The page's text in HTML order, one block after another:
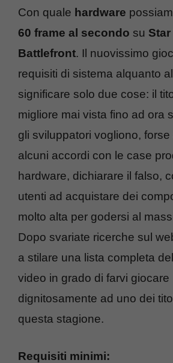
Con quale hardware
60 frame al secondo su Star
Battlefront. Il nuovissimo
requisiti di sistema alquanto
significare solo due cose: il
migliore mai vista fino ad ora
gli sviluppatori vogliono,
alcuni accordi con le case
hardware, dichiarare il falso,
utenti ad acquistare dei
molto alta per godersi al
Dopo svariate ricerche sul
a stilare una lista completa
video in grado di farvi giocare
dignitosamente ad uno dei
questa stagione.
Requisiti minimi: